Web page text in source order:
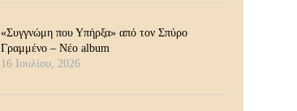
«Συγγνώμη που Υπήρξα» από τον Σπύρο
Γραμμένο – Νέο album
16 Ιουλίου, 2026